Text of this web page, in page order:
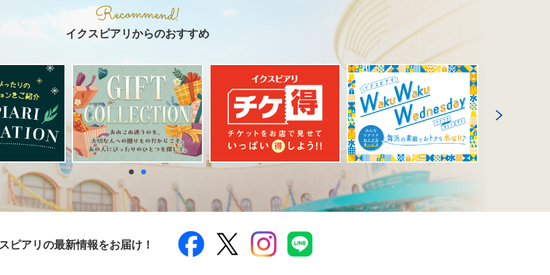
イクスピアリからのおすすめ
ピアリの最新情報をお届け！